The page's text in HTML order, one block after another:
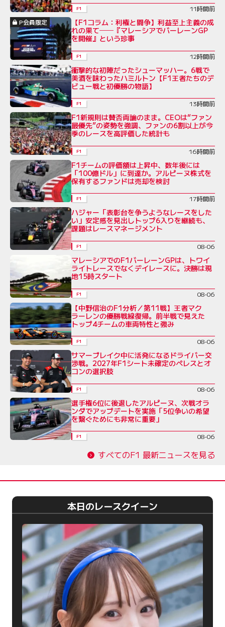
F1
11時間前
P会員限定
【F1コラム：利権と闘争】利益至上主義の成
れの果て──『マレーシアでバーレーンGP
を開催』という珍事
F1 12時間前
衝撃的な初陣だったシューマッハー。6戦で
美酒を味わったハミルトン【F1王者たちのデ
ビュー戦と初優勝の物語】
F1 13時間前
F1新規則は賛否両論のまま。CEOは“ファン
最優先”の姿勢を強調、ファンの6割以上が今
季のレースを高評価した統計も
F1 16時間前
F1チームの評価額は上昇中、数年後には
「100億ドル」に到達か。アルピーヌ株式を
保有するファンドは売却を検討
F1 17時間前
ハジャー「表彰台を争うようなレースをした
い」安定感を見出しトップ6入りを継続も、
課題はレースマネージメント
F1 08-06
マレーシアでのF1バーレーンGPは、トワイ
ライトレースでなくデイレースに。決勝は現
地15時スタート
F1 08-06
【中野信治のF1分析／第11戦】王者マク
ラーレンの優勝戦線復帰。前半戦で見えた
トップ4チームの車両特性と強み
F1 08-06
サマーブレイク中に活発になるドライバー交
渉戦。2027年F1シート未確定のペレスとオ
コンの選択肢
F1 08-06
選手権6位に後退したアルピーヌ、次戦オラ
ンダでアップデートを実施「5位争いの希望
を繋ぐためにも非常に重要」
F1 08-06
すべてのF1 最新ニュースを見る
本日のレースクイーン